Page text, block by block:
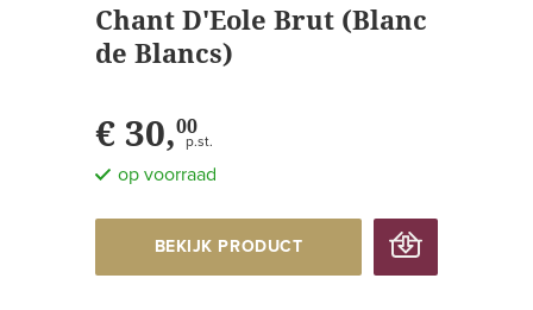
Chant D'Eole Brut (Blanc
de Blancs)
€ 30,00
p.st.
op voorraad
BEKIJK PRODUCT